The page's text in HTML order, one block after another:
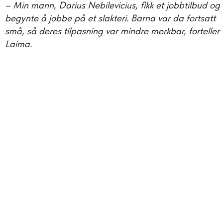
– Min mann, Darius Nebilevicius, fikk et jobbtilbud og
begynte å jobbe på et slakteri. Barna var da fortsatt
små, så deres tilpasning var mindre merkbar, forteller
Laima.